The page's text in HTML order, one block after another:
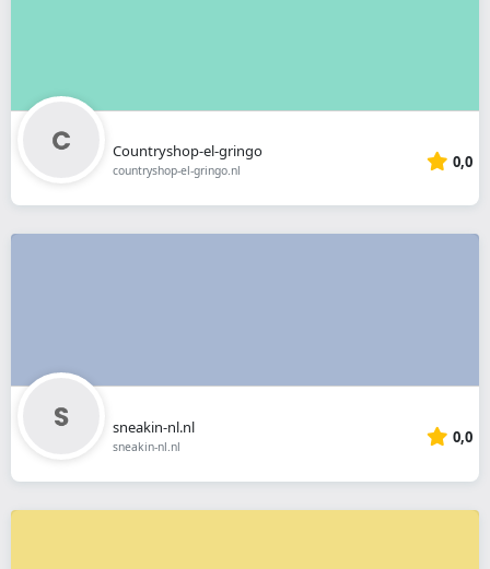
Countryshop-el-gringo
countryshop-el-gringo.nl 0,0
sneakin-nl.nl
sneakin-nl.nl 0,0